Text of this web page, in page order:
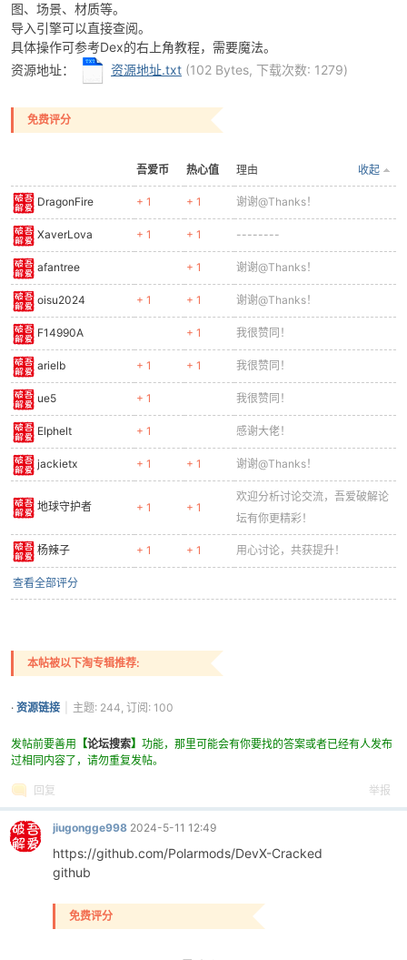
52
po
jie.
cn
图、场景、材质等。
导入引擎可以直接查阅。
具体操作可参考Dex的右上角教程，需要魔法。
资源地址：
资源地址.txt (102 Bytes, 下载次数: 1279)
免费评分
吾爱币 热心值 收起
理由
DragonFire + 1 + 1 谢谢@Thanks！
XaverLova + 1 + 1 --------
afantree + 1 谢谢@Thanks！
oisu2024 + 1 + 1 谢谢@Thanks！
F14990A + 1 我很赞同！
arielb + 1 + 1 我很赞同！
ue5 + 1 我很赞同！
Elphelt + 1 感谢大佬！
jackietx + 1 + 1 谢谢@Thanks！
地球守护者 + 1 + 1
欢迎分析讨论交流，吾爱破解论
坛有你更精彩！
杨辣子 + 1 + 1 用心讨论，共获提升！
查看全部评分
本帖被以下淘专辑推荐:
· 资源链接 主题: 244, 订阅: 100
发帖前要善用 【论坛搜索】 功能，那里可能会有你要找的答案或者已经有人发布
过相同内容了，请勿重复发帖。
回复 举报
jiugongge998 2024-5-11 12:49
https://github.com/Polarmods/DevX-Cracked
github
免费评分